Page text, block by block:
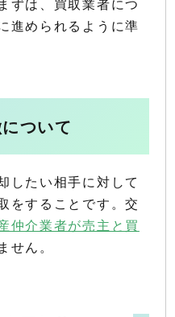
進められるように準
ついて
したい相手に対して
をすることです。交
仲介業者が売主と買
せん。